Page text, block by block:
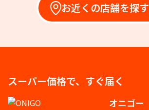
お近くの店舗を探す
スーパー価格で、すぐ届く
オニゴー